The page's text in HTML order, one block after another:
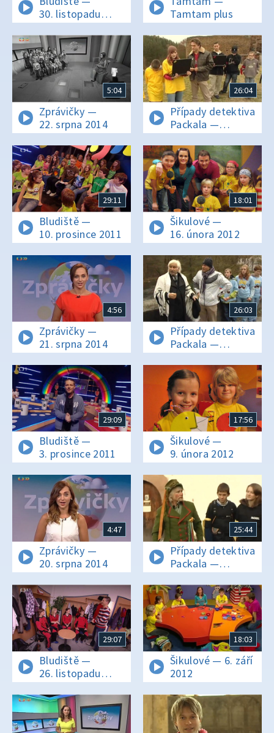
30. listopadu
2013
Tamtam plus
5:04
Zprávičky —
22. srpna 2014
26:04
Případy detektiva
Packala —
20. prosince 2008
29:11
Bludiště —
10. prosince 2011
18:01
Šikulové —
16. února 2012
4:56
Zprávičky —
21. srpna 2014
26:03
Případy detektiva
Packala —
13. prosince 2008
29:09
Bludiště —
3. prosince 2011
17:56
Šikulové —
9. února 2012
4:47
Zprávičky —
20. srpna 2014
25:44
Případy detektiva
Packala —
6. prosince 2008
29:07
Bludiště —
26. listopadu
2011
18:03
Šikulové — 6. září
2012